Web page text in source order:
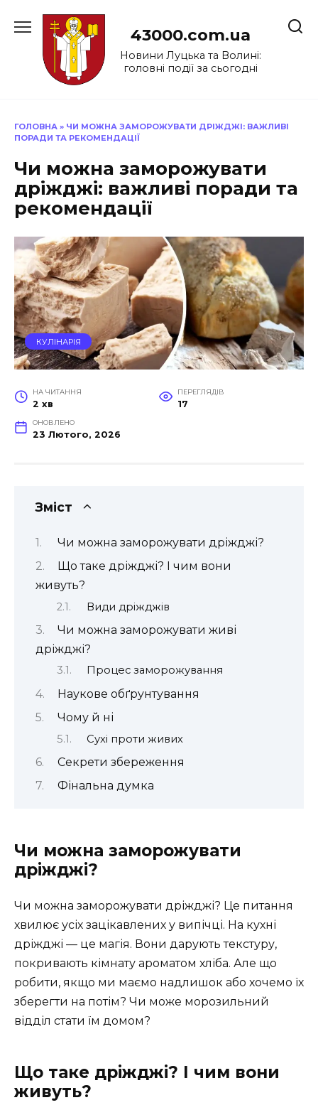
до
43000.com.ua
Новини Луцька та Волині:
головні події за сьогодні
ГОЛОВНА » ЧИ МОЖНА ЗАМОРОЖУВАТИ ДРІЖДЖІ: ВАЖЛИВІ
ПОРАДИ ТА РЕКОМЕНДАЦІЇ
Чи можна заморожувати
дріжджі: важливі поради та
рекомендації
КУЛІНАРІЯ
НА ЧИТАННЯ
2 хв
ПЕРЕГЛЯДІВ
17
ОНОВЛЕНО
23 Лютого, 2026
Зміст
Чи можна заморожувати дріжджі?
Що таке дріжджі? І чим вони
живуть?
Види дріжджів
Чи можна заморожувати живі
дріжджі?
Процес заморожування
Наукове обґрунтування
Чому й ні
Сухі проти живих
Секрети збереження
Фінальна думка
Чи можна заморожувати
дріжджі?
Чи можна заморожувати дріжджі? Це питання
хвилює усіх зацікавлених у випічці. На кухні
дріжджі — це магія. Вони дарують текстуру,
покривають кімнату ароматом хліба. Але що
робити, якщо ми маємо надлишок або хочемо їх
зберегти на потім? Чи може морозильний
відділ стати їм домом?
Що таке дріжджі? І чим вони
живуть?